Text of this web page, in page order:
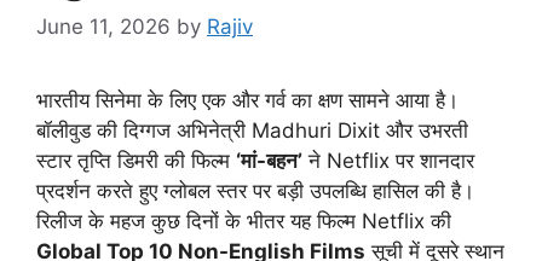
June 11, 2026 by Rajiv
भारतीय सिनेमा के लिए एक और गर्व का क्षण सामने आया है।
बॉलीवुड की दिग्गज अभिनेत्री Madhuri Dixit और उभरती
स्टार तृप्ति डिमरी की फिल्म ‘मां-बहन’ ने Netflix पर शानदार
प्रदर्शन करते हुए ग्लोबल स्तर पर बड़ी उपलब्धि हासिल की है।
रिलीज के महज कुछ दिनों के भीतर यह फिल्म Netflix की
Global Top 10 Non-English Films सूची में दूसरे स्थान